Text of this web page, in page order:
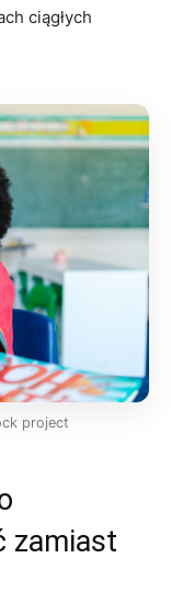
ciągłych
project
zamiast